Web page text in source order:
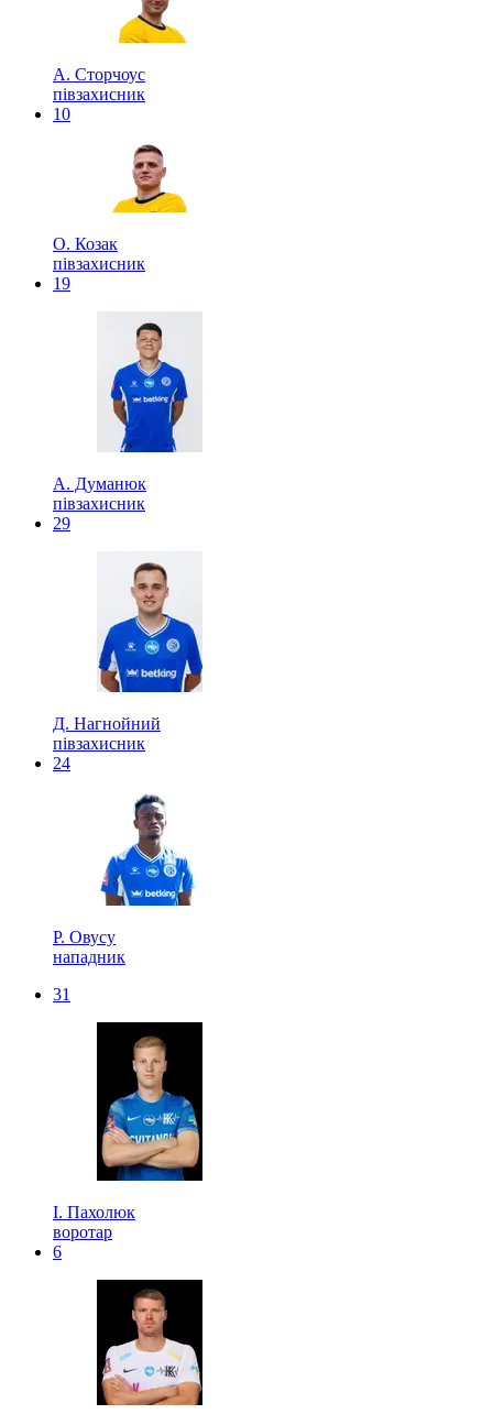
А. Сторчоус
півзахисник
10
О. Козак
півзахисник
19
А. Думанюк
півзахисник
29
Д. Нагнойний
півзахисник
24
Р. Овусу
нападник
31
І. Пахолюк
воротар
6